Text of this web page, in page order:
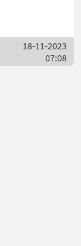
18-11-2023
07:08